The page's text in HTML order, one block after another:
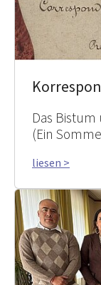
Das
(Ein
liesen >